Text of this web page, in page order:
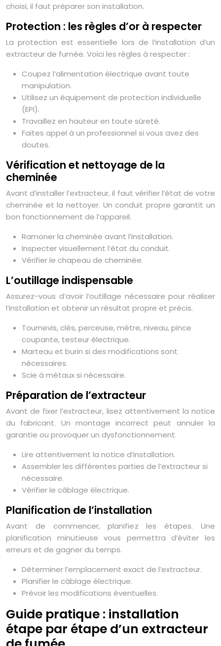
choisi, il faut préparer son installation.
Protection : les règles d’or à respecter
La protection est essentielle lors de l’installation d’un
extracteur de fumée. Voici les règles à respecter :
Coupez l’alimentation électrique avant toute
manipulation.
Utilisez un équipement de protection individuelle
(EPI).
Travaillez en hauteur en toute sûreté.
Faites appel à un professionnel si vous avez des
doutes.
Vérification et nettoyage de la
cheminée
Avant d’installer l’extracteur, il faut vérifier l’état de votre
cheminée et la nettoyer. Un conduit propre garantit un
bon fonctionnement de l’appareil.
Ramoner la cheminée avant l’installation.
Inspecter visuellement l’état du conduit.
Vérifier le chapeau de cheminée.
L’outillage indispensable
Assurez-vous d’avoir l’outillage nécessaire pour réaliser
l’installation et obtenir un résultat propre et précis.
Tournevis, clés, perceuse, mètre, niveau, pince
coupante, testeur électrique.
Marteau et burin si des modifications sont
nécessaires.
Scie à métaux si nécessaire.
Préparation de l’extracteur
Avant de fixer l’extracteur, lisez attentivement la notice
du fabricant. Un montage incorrect peut annuler la
garantie ou provoquer un dysfonctionnement.
Lire attentivement la notice d’installation.
Assembler les différentes parties de l’extracteur si
nécessaire.
Vérifier le câblage électrique.
Planification de l’installation
Avant de commencer, planifiez les étapes. Une
planification minutieuse vous permettra d’éviter les
erreurs et de gagner du temps.
Déterminer l’emplacement exact de l’extracteur.
Planifier le câblage électrique.
Prévoir les modifications éventuelles.
Guide pratique : installation
étape par étape d’un extracteur